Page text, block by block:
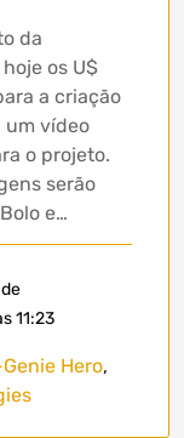
da
os U$
a criação
um vídeo
o projeto.
serão
e…
11:23
Hero,